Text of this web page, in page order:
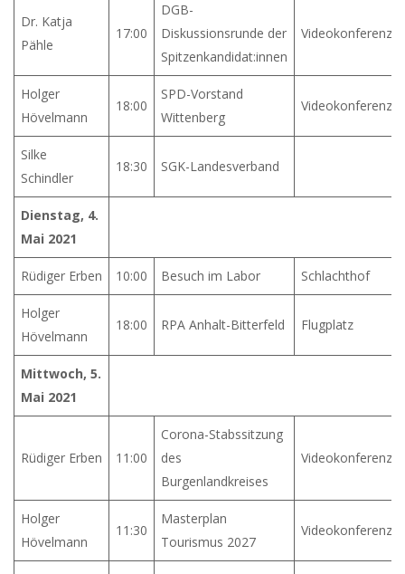
Dr. Katja
Pähle
17:00
DGB-
Diskussionsrunde der
Spitzenkandidat:innen
Videokonferenz
Holger
Hövelmann
18:00
SPD-Vorstand
Wittenberg
Videokonferenz
Silke
Schindler
18:30 SGK-Landesverband
Dienstag, 4.
Mai 2021
Rüdiger Erben 10:00 Besuch im Labor Schlachthof
Holger
Hövelmann
18:00 RPA Anhalt-Bitterfeld Flugplatz
Mittwoch, 5.
Mai 2021
Rüdiger Erben 11:00
Corona-Stabssitzung
des
Burgenlandkreises
Videokonferenz
Holger
Hövelmann
11:30
Masterplan
Tourismus 2027
Videokonferenz